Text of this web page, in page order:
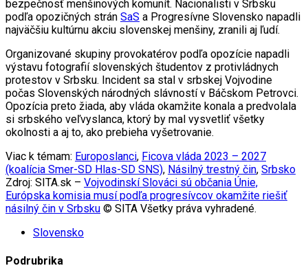
bezpečnosť menšinových komunít. Nacionalisti v Srbsku
podľa opozičných strán SaS a Progresívne Slovensko napadli
najväčšiu kultúrnu akciu slovenskej menšiny, zranili aj ľudí.
Organizované skupiny provokatérov podľa opozície napadli
výstavu fotografií slovenských študentov z protivládnych
protestov v Srbsku. Incident sa stal v srbskej Vojvodine
počas Slovenských národných slávností v Báčskom Petrovci.
Opozícia preto žiada, aby vláda okamžite konala a predvolala
si srbského veľvyslanca, ktorý by mal vysvetliť všetky
okolnosti a aj to, ako prebieha vyšetrovanie.
Viac k témam: Europoslanci, Ficova vláda 2023 – 2027
(koalícia Smer-SD Hlas-SD SNS), Násilný trestný čin, Srbsko
Zdroj: SITA.sk – Vojvodinskí Slováci sú občania Únie,
Európska komisia musí podľa progresívcov okamžite riešiť
násilný čin v Srbsku © SITA Všetky práva vyhradené.
Slovensko
Podrubrika